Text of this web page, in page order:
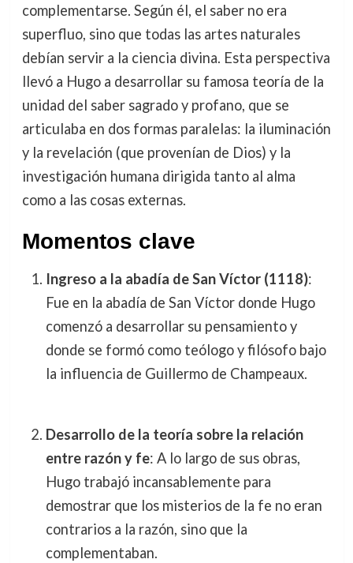
complementarse. Según él, el saber no era
superfluo, sino que todas las artes naturales
debían servir a la ciencia divina. Esta perspectiva
llevó a Hugo a desarrollar su famosa teoría de la
unidad del saber sagrado y profano, que se
articulaba en dos formas paralelas: la iluminación
y la revelación (que provenían de Dios) y la
investigación humana dirigida tanto al alma
como a las cosas externas.
Momentos clave
Ingreso a la abadía de San Víctor (1118):
Fue en la abadía de San Víctor donde Hugo
comenzó a desarrollar su pensamiento y
donde se formó como teólogo y filósofo bajo
la influencia de Guillermo de Champeaux.
Desarrollo de la teoría sobre la relación
entre razón y fe: A lo largo de sus obras,
Hugo trabajó incansablemente para
demostrar que los misterios de la fe no eran
contrarios a la razón, sino que la
complementaban.